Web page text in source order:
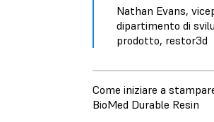
Nathan Evans,
dipartimento di
prodotto, restor3d
Come iniziare a
BioMed Durable Resin